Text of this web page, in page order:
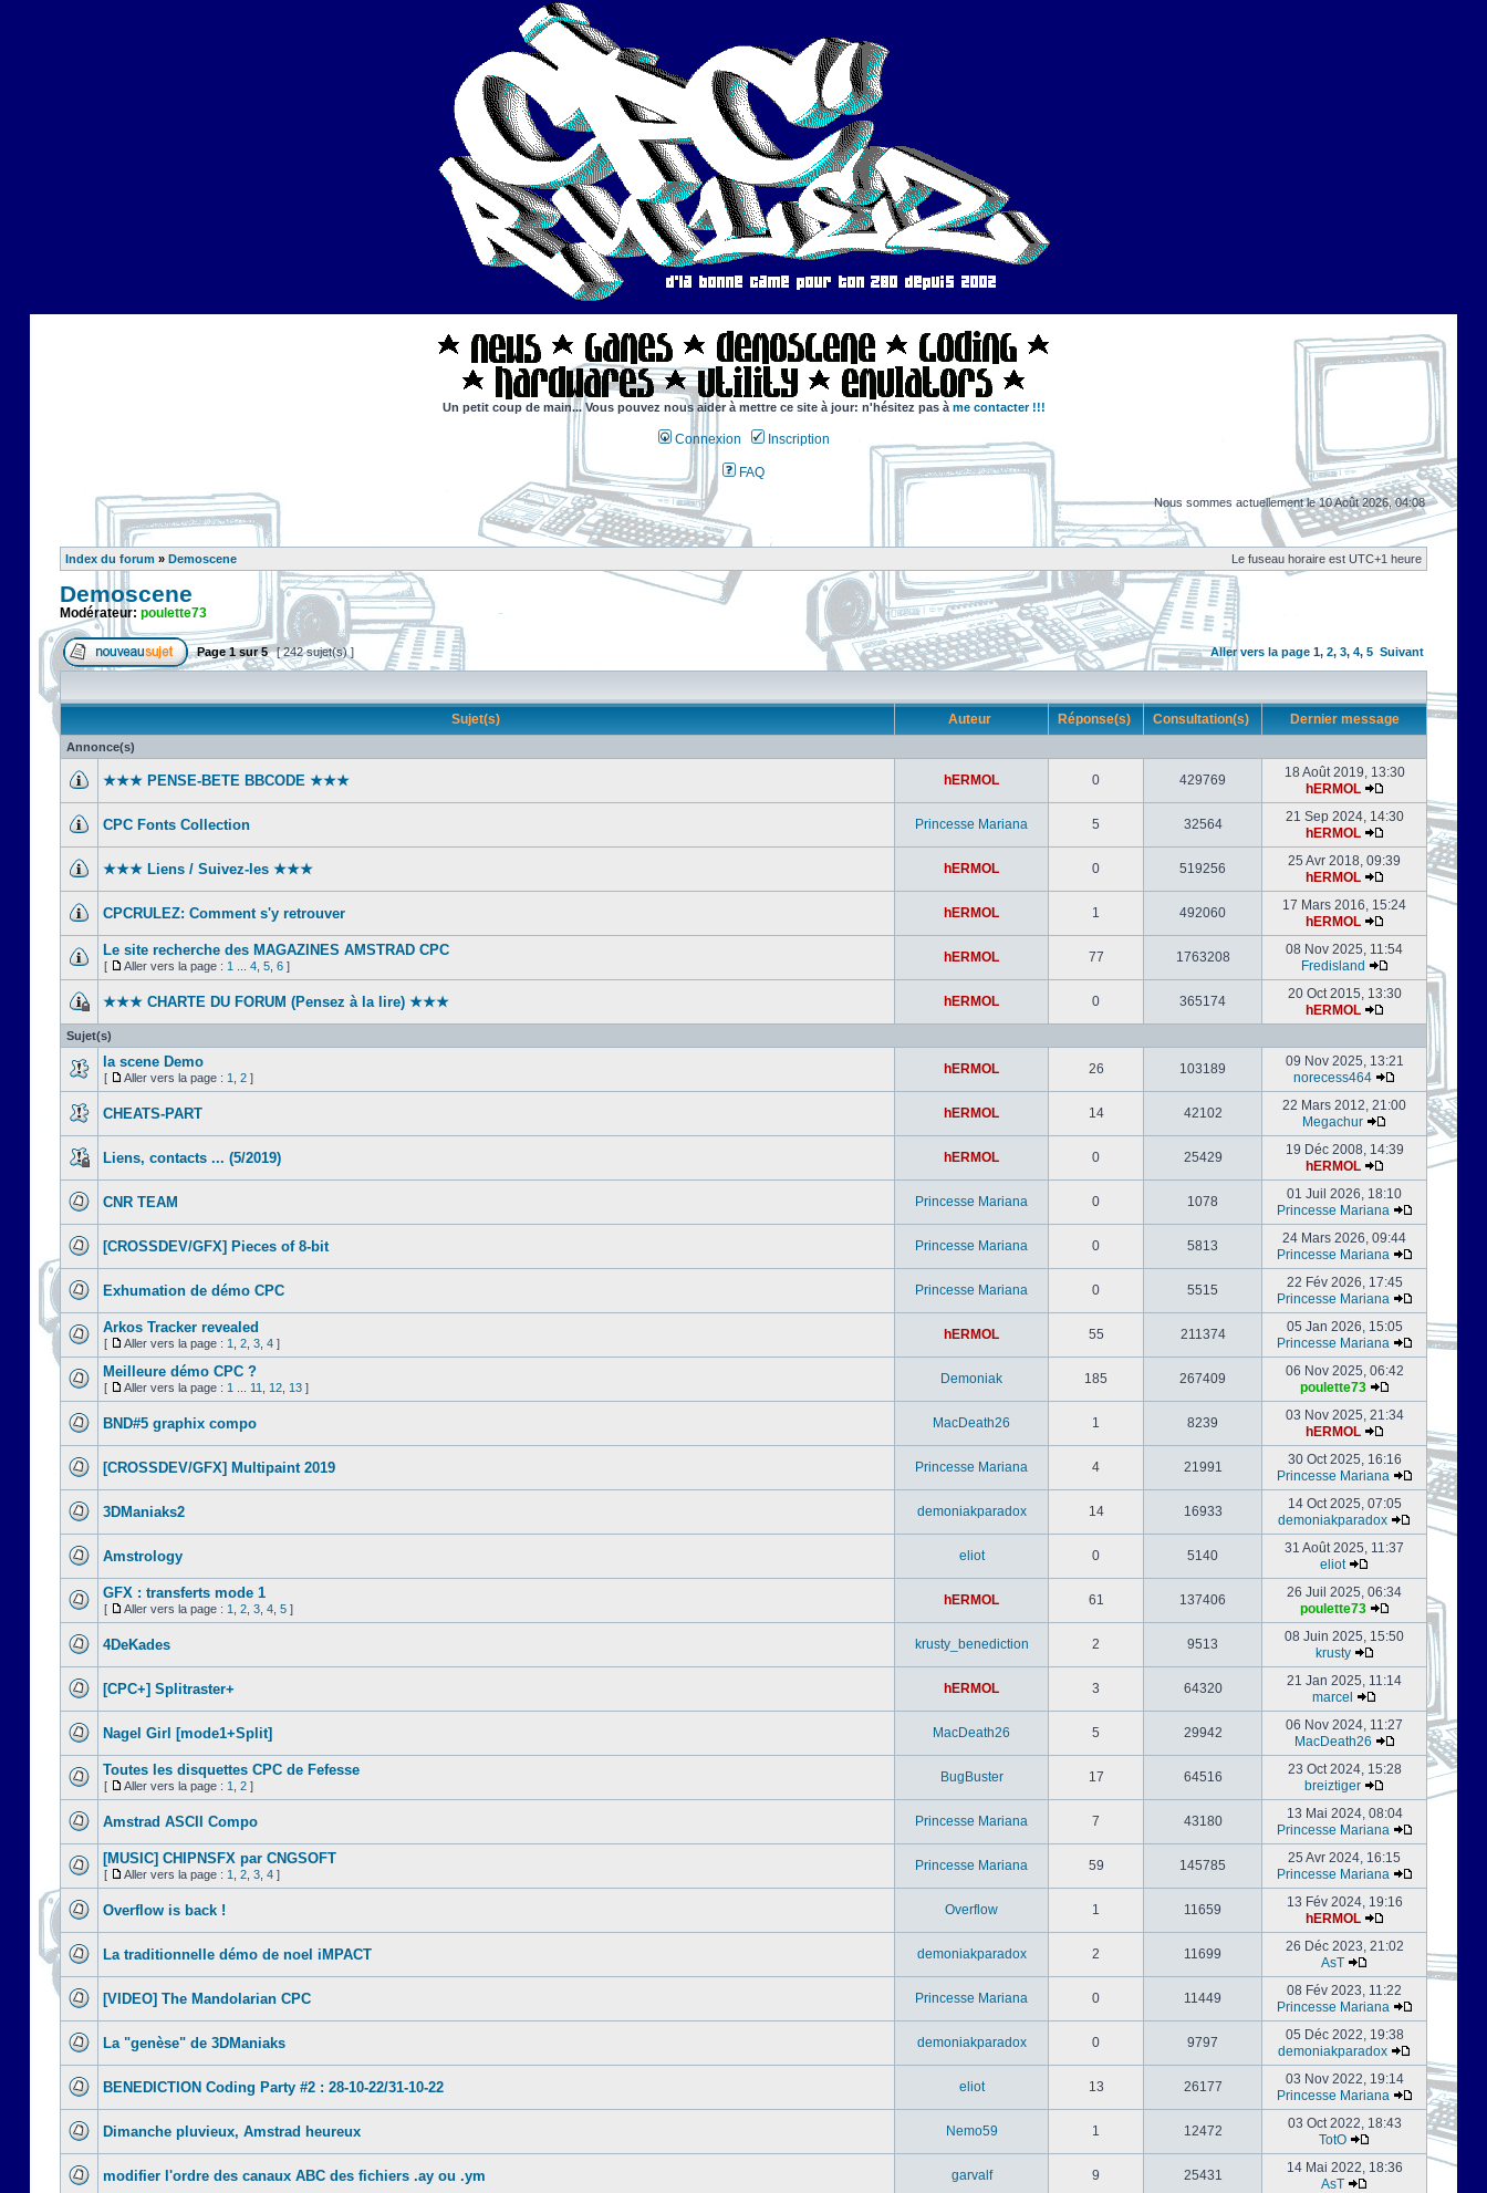
Un petit coup de main... Vous pouvez nous aider à mettre ce site à jour: n'hésitez pas à me contacter !!!
Connexion Inscription
FAQ
Nous sommes actuellement le 10 Août 2026, 04:08
Index du forum » Demoscene Le fuseau horaire est UTC+1 heure
Demoscene
Modérateur: poulette73
Page1sur5 [ 242 sujet(s) ] Aller vers la page 1, 2, 3, 4, 5 Suivant
Sujet(s) Auteur Réponse(s) Consultation(s) Dernier message
Annonce(s)
★★★ PENSE-BETE BBCODE ★★★ hERMOL 0 429769
18 Août 2019, 13:30
hERMOL
CPC Fonts Collection Princesse Mariana 5 32564
21 Sep 2024, 14:30
hERMOL
★★★ Liens / Suivez-les ★★★ hERMOL 0 519256
25 Avr 2018, 09:39
hERMOL
CPCRULEZ: Comment s'y retrouver‎ hERMOL 1 492060
17 Mars 2016, 15:24
hERMOL
Le site recherche des MAGAZINES AMSTRAD CPC
[ Aller vers la page : 1 4 5 6 ]
hERMOL 77 1763208
08 Nov 2025, 11:54
Fredisland
★★★ CHARTE DU FORUM (Pensez à la lire) ★★★ hERMOL 0 365174
20 Oct 2015, 13:30
hERMOL
Sujet(s)
la scene Demo
[ Aller vers la page : 1 2 ]
hERMOL 26 103189
09 Nov 2025, 13:21
norecess464
CHEATS-PART hERMOL 14 42102
22 Mars 2012, 21:00
Megachur
Liens, contacts ... (5/2019) hERMOL 0 25429
19 Déc 2008, 14:39
hERMOL
CNR TEAM Princesse Mariana 0 1078
01 Juil 2026, 18:10
Princesse Mariana
[CROSSDEV/GFX] Pieces of 8-bit Princesse Mariana 0 5813
24 Mars 2026, 09:44
Princesse Mariana
Exhumation de démo CPC Princesse Mariana 0 5515
22 Fév 2026, 17:45
Princesse Mariana
Arkos Tracker revealed
[ Aller vers la page : 1 2 3 4 ]
hERMOL 55 211374
05 Jan 2026, 15:05
Princesse Mariana
Meilleure démo CPC ?
[ Aller vers la page : 1 11 12 13 ]
Demoniak 185 267409
06 Nov 2025, 06:42
poulette73
BND#5 graphix compo MacDeath26 1 8239
03 Nov 2025, 21:34
hERMOL
[CROSSDEV/GFX] Multipaint 2019 Princesse Mariana 4 21991
30 Oct 2025, 16:16
Princesse Mariana
3DManiaks2 demoniakparadox 14 16933
14 Oct 2025, 07:05
demoniakparadox
Amstrology eliot 0 5140
31 Août 2025, 11:37
eliot
GFX : transferts mode 1
[ Aller vers la page : 1 2 3 4 5 ]
hERMOL 61 137406
26 Juil 2025, 06:34
poulette73
4DeKades krusty_benediction 2 9513
08 Juin 2025, 15:50
krusty
[CPC+] Splitraster+ hERMOL 3 64320
21 Jan 2025, 11:14
marcel
Nagel Girl [mode1+Split] MacDeath26 5 29942
06 Nov 2024, 11:27
MacDeath26
Toutes les disquettes CPC de Fefesse
[ Aller vers la page : 1 2 ]
BugBuster 17 64516
23 Oct 2024, 15:28
breiztiger
Amstrad ASCII Compo Princesse Mariana 7 43180
13 Mai 2024, 08:04
Princesse Mariana
[MUSIC] CHIPNSFX par CNGSOFT
[ Aller vers la page : 1 2 3 4 ]
Princesse Mariana 59 145785
25 Avr 2024, 16:15
Princesse Mariana
Overflow is back ! Overflow 1 11659
13 Fév 2024, 19:16
hERMOL
La traditionnelle démo de noel iMPACT demoniakparadox 2 11699
26 Déc 2023, 21:02
AsT
[VIDEO] The Mandolarian CPC Princesse Mariana 0 11449
08 Fév 2023, 11:22
Princesse Mariana
La "genèse" de 3DManiaks demoniakparadox 0 9797
05 Déc 2022, 19:38
demoniakparadox
BENEDICTION Coding Party #2 : 28-10-22/31-10-22 eliot 13 26177
03 Nov 2022, 19:14
Princesse Mariana
Dimanche pluvieux, Amstrad heureux Nemo59 1 12472
03 Oct 2022, 18:43
TotO
modifier l'ordre des canaux ABC des fichiers .ay ou .ym garvalf 9 25431
14 Mai 2022, 18:36
AsT